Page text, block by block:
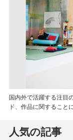
国内外で活躍する注目
ド、作品に関すること
人気の記事